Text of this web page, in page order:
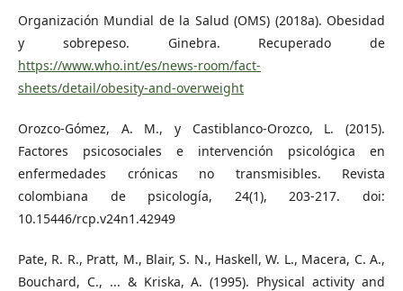
Organización Mundial de la Salud (OMS) (2018a). Obesidad
y sobrepeso. Ginebra. Recuperado de
https://www.who.int/es/news-room/fact-
sheets/detail/obesity-and-overweight
Orozco-Gómez, A. M., y Castiblanco-Orozco, L. (2015).
Factores psicosociales e intervención psicológica en
enfermedades crónicas no transmisibles. Revista
colombiana de psicología, 24(1), 203-217. doi:
10.15446/rcp.v24n1.42949
Pate, R. R., Pratt, M., Blair, S. N., Haskell, W. L., Macera, C. A.,
Bouchard, C., ... & Kriska, A. (1995). Physical activity and